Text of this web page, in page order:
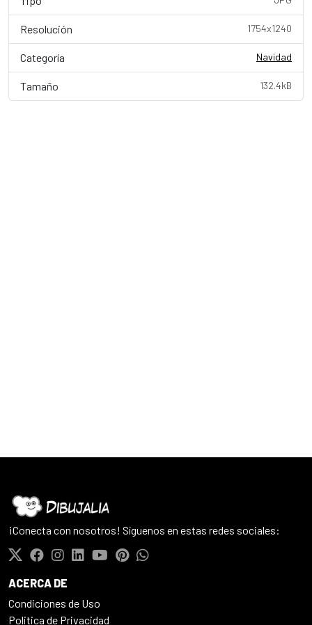
Resolución 1754x1240
Categoría Navidad
Tamaño 132.4kB
¡Conecta con nosotros! Síguenos en estas redes sociales:
ACERCA DE
Condiciones de Uso
Politica de Privacidad